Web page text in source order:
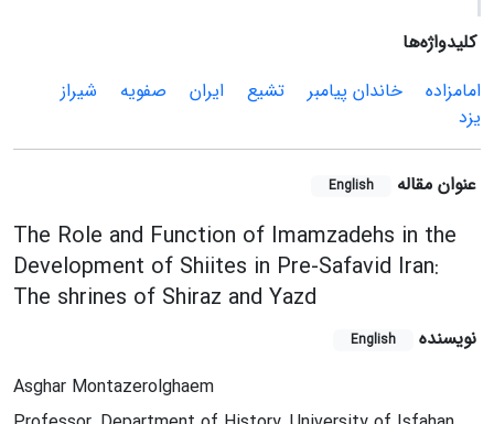
کلیدواژه‌ها
امامزاده
خاندان پیامبر تشیع ایران صفویه
شیراز
یزد
عنوان مقاله English
The Role and Function of Imamzadehs in the
Development of Shiites in Pre-Safavid Iran:
The shrines of Shiraz and Yazd
نویسنده English
Asghar Montazerolghaem